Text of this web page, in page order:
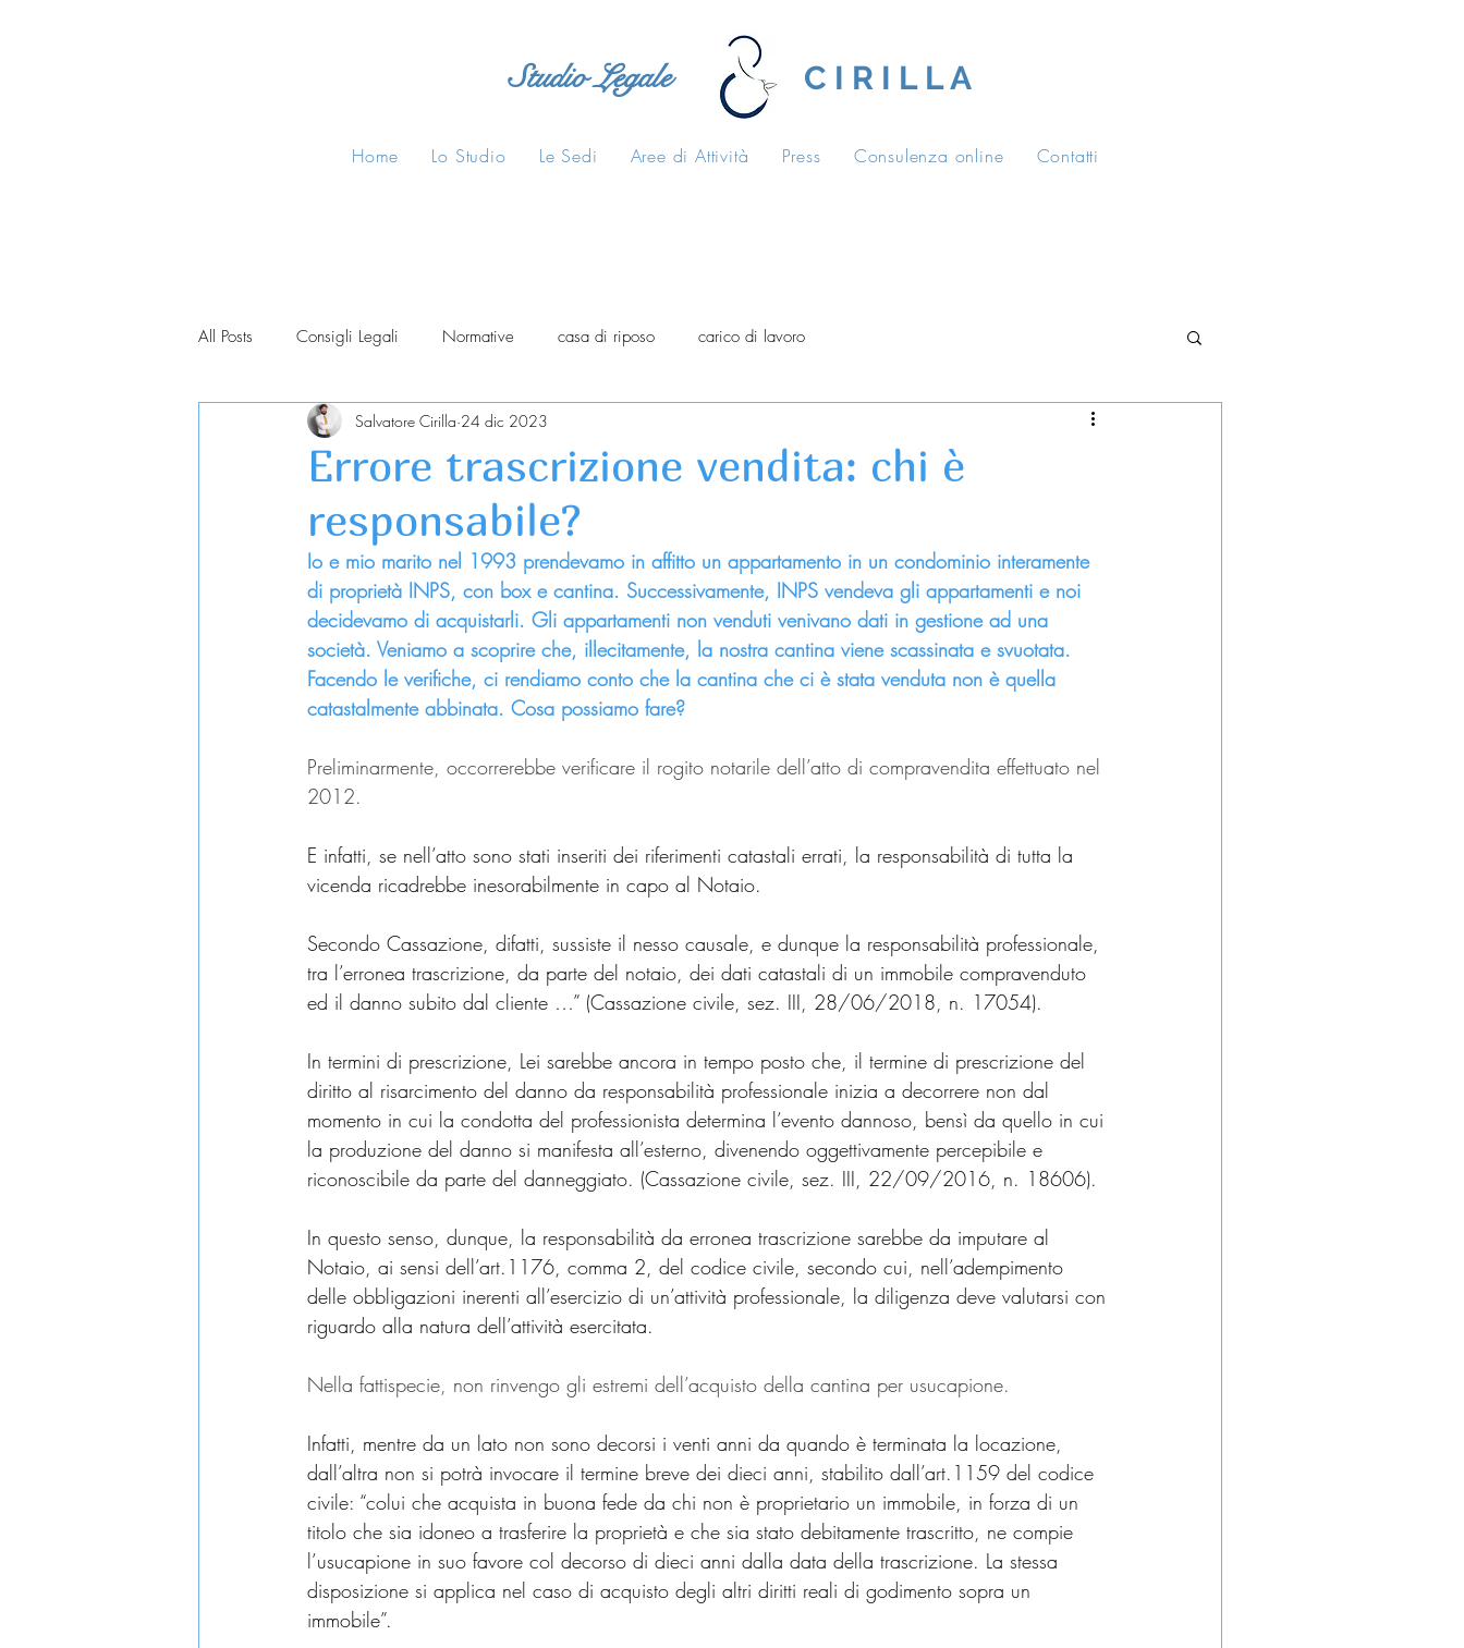
Studio Legale C I R I L L A
Home Lo Studio Le Sedi Aree di Attività Press Consulenza online Contatti
All Posts Consigli Legali Normative casa di riposo carico di lavoro
Errore trascrizione vendita: chi è
responsabile?
Salvatore Cirilla 24 dic 2023
Io e mio marito nel 1993 prendevamo in affitto un appartamento in un condominio interamente
di proprietà INPS, con box e cantina. Successivamente, INPS vendeva gli appartamenti e noi
decidevamo di acquistarli. Gli appartamenti non venduti venivano dati in gestione ad una
società. Veniamo a scoprire che, illecitamente, la nostra cantina viene scassinata e svuotata.
Facendo le verifiche, ci rendiamo conto che la cantina che ci è stata venduta non è quella
catastalmente abbinata. Cosa possiamo fare?
Preliminarmente, occorrerebbe verificare il rogito notarile dell’atto di compravendita effettuato nel
2012.
E infatti, se nell’atto sono stati inseriti dei riferimenti catastali errati, la responsabilità di tutta la
vicenda ricadrebbe inesorabilmente in capo al Notaio.
Secondo Cassazione, difatti, sussiste il nesso causale, e dunque la responsabilità professionale,
tra l’erronea trascrizione, da parte del notaio, dei dati catastali di un immobile compravenduto
ed il danno subito dal cliente …” (Cassazione civile, sez. III, 28/06/2018, n. 17054).
In termini di prescrizione, Lei sarebbe ancora in tempo posto che, il termine di prescrizione del
diritto al risarcimento del danno da responsabilità professionale inizia a decorrere non dal
momento in cui la condotta del professionista determina l’evento dannoso, bensì da quello in cui
la produzione del danno si manifesta all’esterno, divenendo oggettivamente percepibile e
riconoscibile da parte del danneggiato. (Cassazione civile, sez. III, 22/09/2016, n. 18606).
In questo senso, dunque, la responsabilità da erronea trascrizione sarebbe da imputare al
Notaio, ai sensi dell’art.1176, comma 2, del codice civile, secondo cui, nell’adempimento
delle obbligazioni inerenti all’esercizio di un’attività professionale, la diligenza deve valutarsi con
riguardo alla natura dell’attività esercitata.
Nella fattispecie, non rinvengo gli estremi dell’acquisto della cantina per usucapione.
Infatti, mentre da un lato non sono decorsi i venti anni da quando è terminata la locazione,
dall’altra non si potrà invocare il termine breve dei dieci anni, stabilito dall’art.1159 del codice
civile: “colui che acquista in buona fede da chi non è proprietario un immobile, in forza di un
titolo che sia idoneo a trasferire la proprietà e che sia stato debitamente trascritto, ne compie
l’usucapione in suo favore col decorso di dieci anni dalla data della trascrizione. La stessa
disposizione si applica nel caso di acquisto degli altri diritti reali di godimento sopra un
immobile”.